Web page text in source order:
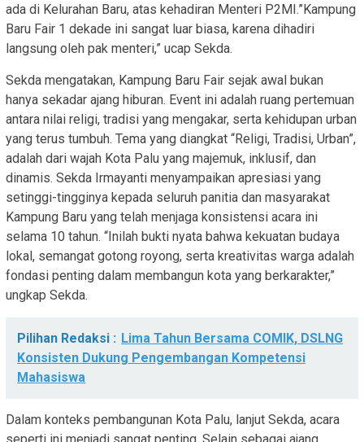
ada di Kelurahan Baru, atas kehadiran Menteri P2MI.”Kampung
Baru Fair 1 dekade ini sangat luar biasa, karena dihadiri
langsung oleh pak menteri,” ucap Sekda.
Sekda mengatakan, Kampung Baru Fair sejak awal bukan
hanya sekadar ajang hiburan. Event ini adalah ruang pertemuan
antara nilai religi, tradisi yang mengakar, serta kehidupan urban
yang terus tumbuh. Tema yang diangkat “Religi, Tradisi, Urban”,
adalah dari wajah Kota Palu yang majemuk, inklusif, dan
dinamis. Sekda Irmayanti menyampaikan apresiasi yang
setinggi-tingginya kepada seluruh panitia dan masyarakat
Kampung Baru yang telah menjaga konsistensi acara ini
selama 10 tahun. “Inilah bukti nyata bahwa kekuatan budaya
lokal, semangat gotong royong, serta kreativitas warga adalah
fondasi penting dalam membangun kota yang berkarakter,”
ungkap Sekda.
Pilihan Redaksi : Lima Tahun Bersama COMIK, DSLNG
Konsisten Dukung Pengembangan Kompetensi
Mahasiswa
Dalam konteks pembangunan Kota Palu, lanjut Sekda, acara
seperti ini menjadi sangat penting. Selain sebagai ajang